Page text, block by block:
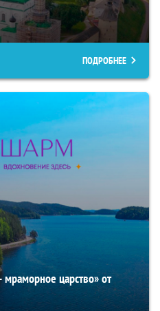
ПОДРОБНЕЕ
царство» от